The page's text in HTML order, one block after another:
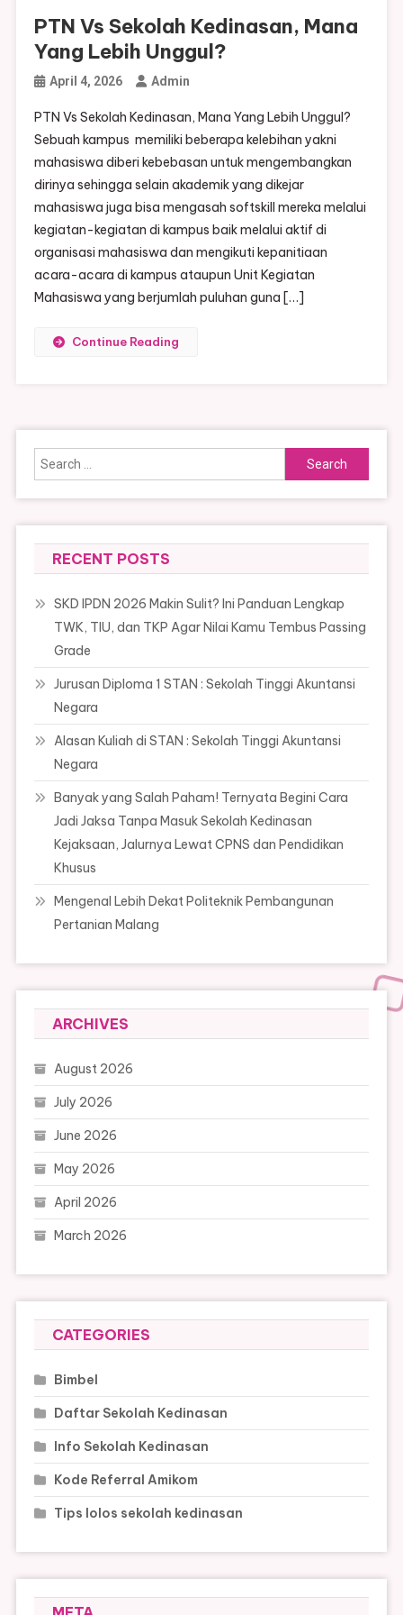
PTN Vs Sekolah Kedinasan, Mana
Yang Lebih Unggul?
April 4, 2026 Admin
PTN Vs Sekolah Kedinasan, Mana Yang Lebih Unggul?
Sebuah kampus memiliki beberapa kelebihan yakni
mahasiswa diberi kebebasan untuk mengembangkan
dirinya sehingga selain akademik yang dikejar
mahasiswa juga bisa mengasah softskill mereka melalui
kegiatan-kegiatan di kampus baik melalui aktif di
organisasi mahasiswa dan mengikuti kepanitiaan
acara-acara di kampus ataupun Unit Kegiatan
Mahasiswa yang berjumlah puluhan guna […]
Continue Reading
Search
for:
RECENT POSTS
SKD IPDN 2026 Makin Sulit? Ini Panduan Lengkap
TWK, TIU, dan TKP Agar Nilai Kamu Tembus Passing
Grade
Jurusan Diploma 1 STAN : Sekolah Tinggi Akuntansi
Negara
Alasan Kuliah di STAN : Sekolah Tinggi Akuntansi
Negara
Banyak yang Salah Paham! Ternyata Begini Cara
Jadi Jaksa Tanpa Masuk Sekolah Kedinasan
Kejaksaan, Jalurnya Lewat CPNS dan Pendidikan
Khusus
Mengenal Lebih Dekat Politeknik Pembangunan
Pertanian Malang
ARCHIVES
August 2026
July 2026
June 2026
May 2026
April 2026
March 2026
CATEGORIES
Bimbel
Daftar Sekolah Kedinasan
Info Sekolah Kedinasan
Kode Referral Amikom
Tips lolos sekolah kedinasan